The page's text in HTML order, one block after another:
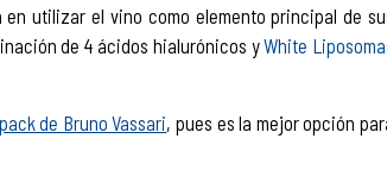
en utilizar el vino como elemento principal de
de 4 ácidos hialurónicos yWhite
pack de Bruno Vassari, pues es la mejor opción